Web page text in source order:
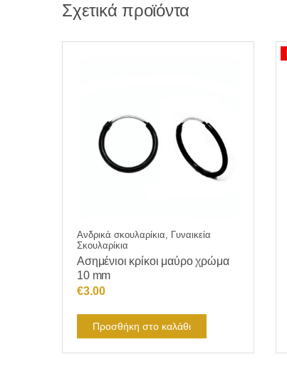
Σχετικά προϊόντα
Ανδρικά σκουλαρίκια, Γυναικεία
Σκουλαρίκια
Ασημένιοι κρίκοι μαύρο χρώμα
10 mm
€3.00
Προσθήκη στο καλάθι